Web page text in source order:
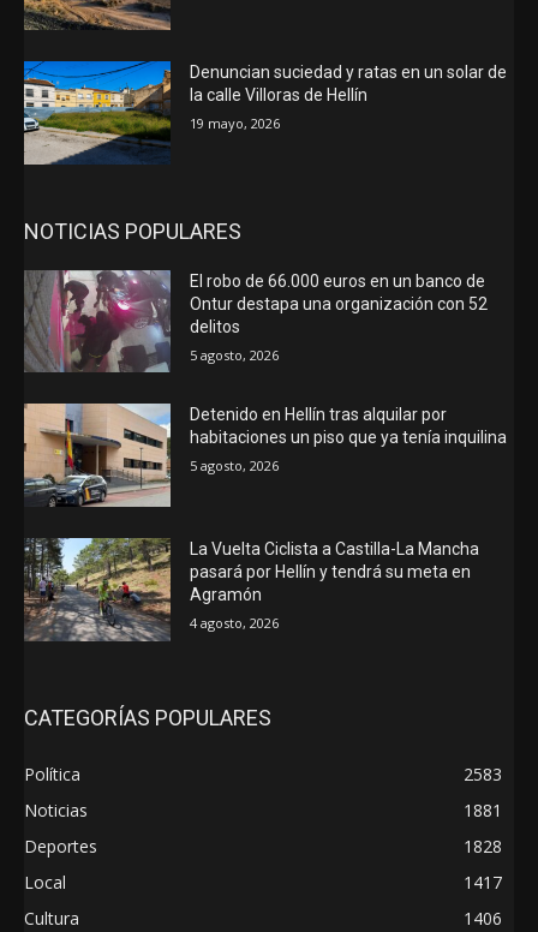
Denuncian suciedad y ratas en un solar de
la calle Villoras de Hellín
19 mayo, 2026
NOTICIAS POPULARES
El robo de 66.000 euros en un banco de
Ontur destapa una organización con 52
delitos
5 agosto, 2026
Detenido en Hellín tras alquilar por
habitaciones un piso que ya tenía inquilina
5 agosto, 2026
La Vuelta Ciclista a Castilla-La Mancha
pasará por Hellín y tendrá su meta en
Agramón
4 agosto, 2026
CATEGORÍAS POPULARES
Política
2583
Noticias
1881
Deportes
1828
Local
1417
Cultura
1406